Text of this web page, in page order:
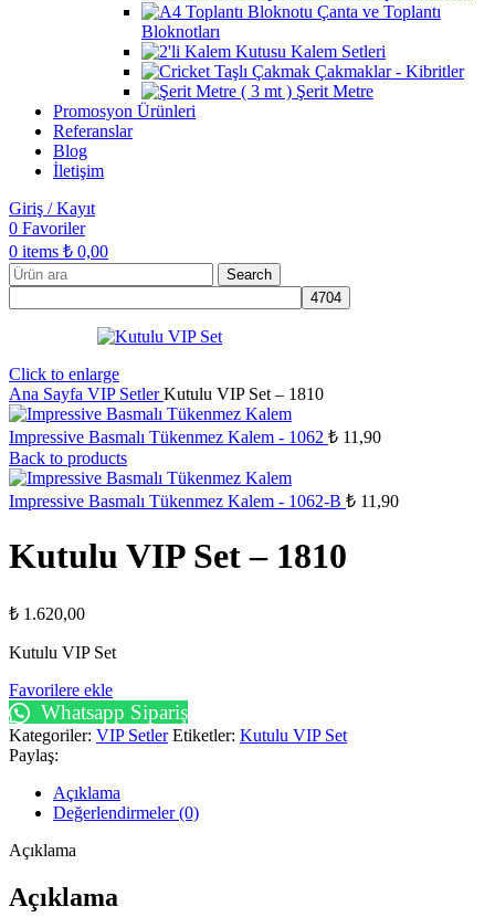
Çanta ve Toplantı
Bloknotları
Kalem Setleri
Çakmaklar - Kibritler
Şerit Metre
Promosyon Ürünleri
Referanslar
Blog
İletişim
Giriş / Kayıt
0 Favoriler
0 items ₺ 0,00
Search
Click to enlarge
Ana Sayfa VIP SetlerKutulu VIP Set – 1810
Impressive Basmalı Tükenmez Kalem - 1062 ₺ 11,90
Back to products
Impressive Basmalı Tükenmez Kalem - 1062-B ₺ 11,90
Kutulu VIP Set – 1810
₺ 1.620,00
Kutulu VIP Set
Favorilere ekle
Whatsapp Sipariş
Kategoriler: VIP Setler Etiketler: Kutulu VIP Set
Paylaş:
Açıklama
Değerlendirmeler (0)
Açıklama
Açıklama